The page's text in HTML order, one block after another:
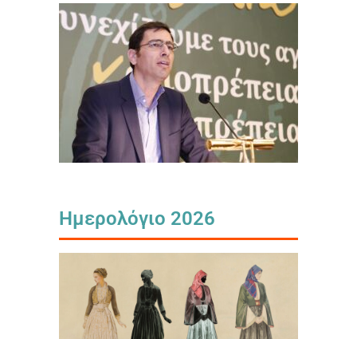
Ημερολόγιο 2026